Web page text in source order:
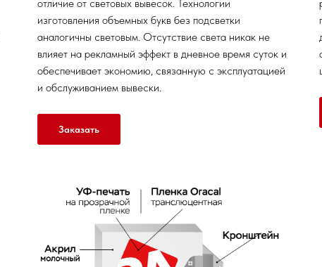
отличие от световых вывесок. Технологии
изготовления объемных букв без подсветки
аналогичны световым. Отсутствие света никак не
влияет на рекламный эффект в дневное время суток и
обеспечивает экономию, связанную с эксплуатацией
и обслуживанием вывески.
Заказать